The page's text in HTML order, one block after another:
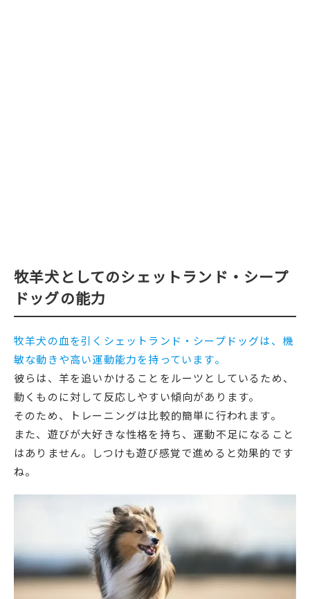
牧羊犬としてのシェットランド・シープ
ドッグの能力
牧羊犬の血を引くシェットランド・シープドッグは、機
敏な動きや高い運動能力を持っています。
彼らは、羊を追いかけることをルーツとしているため、
動くものに対して反応しやすい傾向があります。
そのため、トレーニングは比較的簡単に行われます。
また、遊びが大好きな性格を持ち、運動不足になること
はありません。しつけも遊び感覚で進めると効果的です
ね。